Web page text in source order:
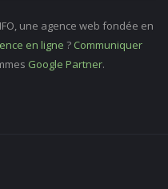
une agence web fondée en
en ligne ? Communiquer
Google Partner.